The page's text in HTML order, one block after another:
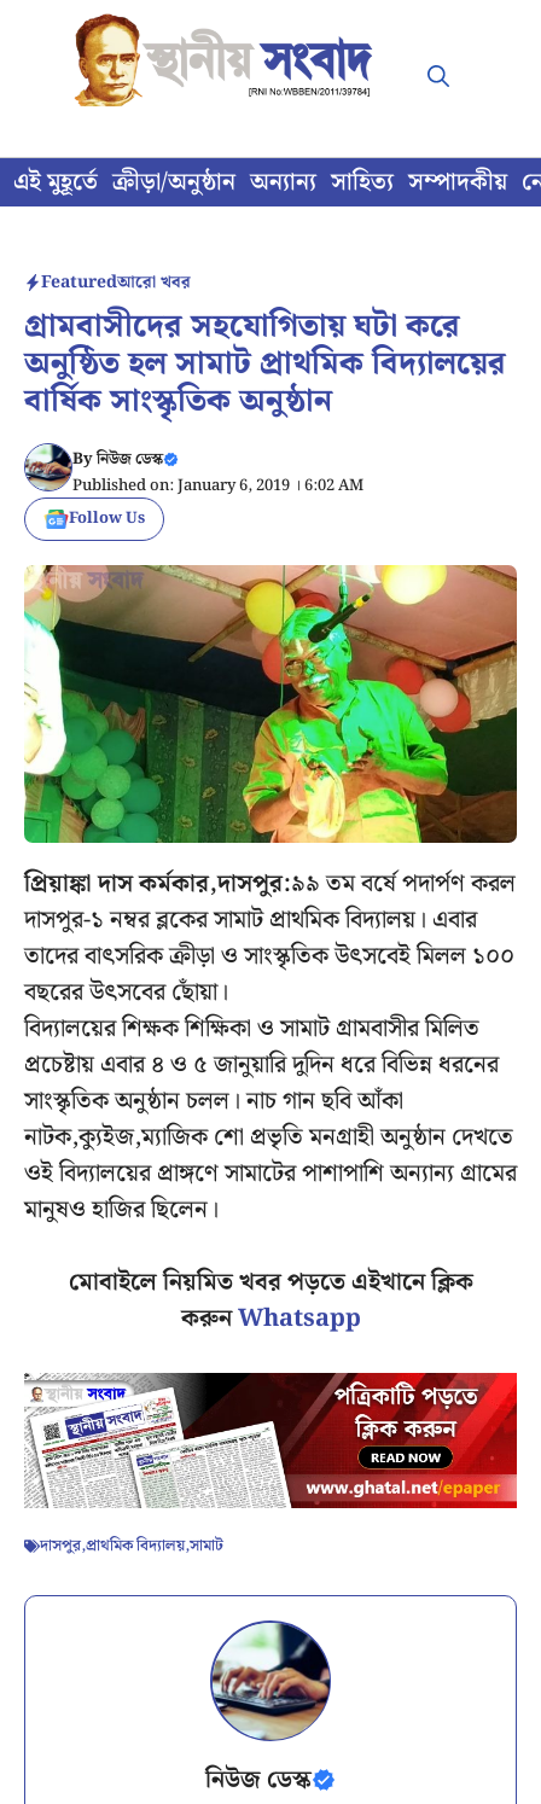
content
এই মুহূর্তে ক্রীড়া/অনুষ্ঠান অন্যান্য সাহিত্য সম্পাদকীয়
Featuredআরো খবর
গ্রামবাসীদের সহযোগিতায় ঘটা করে
অনুষ্ঠিত হল সামাট প্রাথমিক বিদ্যালয়ের
বার্ষিক সাংস্কৃতিক অনুষ্ঠান
Byনিউজ ডেস্ক
Published on: January 6, 2019 । 6:02 AM
Follow Us
প্রিয়াঙ্কা দাস কর্মকার,দাসপুর:৯৯ তম বর্ষে পদার্পণ করল
দাসপুর-১ নম্বর ব্লকের সামাট প্রাথমিক বিদ্যালয়। এবার
তাদের বাৎসরিক ক্রীড়া ও সাংস্কৃতিক উৎসবেই মিলল ১০০
বছরের উৎসবের ছোঁয়া।
বিদ্যালয়ের শিক্ষক শিক্ষিকা ও সামাট গ্রামবাসীর মিলিত
প্রচেষ্টায় এবার ৪ ও ৫ জানুয়ারি দুদিন ধরে বিভিন্ন ধরনের
সাংস্কৃতিক অনুষ্ঠান চলল। নাচ গান ছবি আঁকা
নাটক,ক্যুইজ,ম্যাজিক শো প্রভৃতি মনগ্রাহী অনুষ্ঠান দেখতে
ওই বিদ্যালয়ের প্রাঙ্গণে সামাটের পাশাপাশি অন্যান্য গ্রামের
মানুষও হাজির ছিলেন।
মোবাইলে নিয়মিত খবর পড়তে এইখানে ক্লিক
করুনWhatsapp
দাসপুর,প্রাথমিক বিদ্যালয়,সামাট
নিউজ ডেস্ক